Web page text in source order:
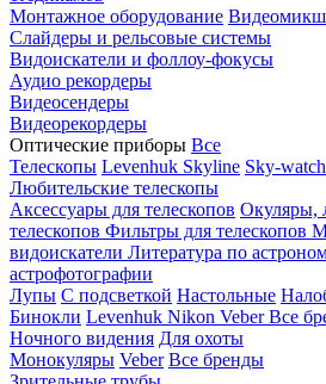
Монтажное оборудование
Слайдеры и рельсовые системы
Видоискатели и фоллоу-фокусы
Аудио рекордеры
Видеосендеры
Видеорекордеры
Оптические приборы Все
Телескопы Levenhuk Skyline Sky-
Любительские телескопы
Аксессуары для телескопов Окуляры,
телескопов Фильтры для телескопов
видоискатели Литература по
астрофотографии
Лупы С подсветкой Настольные
Бинокли Levenhuk Nikon VeberВсе
Ночного видения Для охоты
Монокуляры Veber Все бренды